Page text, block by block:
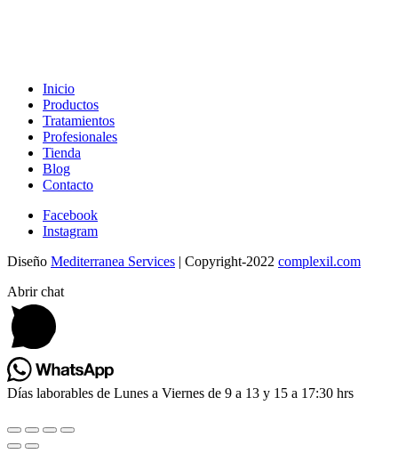
Inicio
Productos
Tratamientos
Profesionales
Tienda
Blog
Contacto
Facebook
Instagram
Diseño Mediterranea Services | Copyright-2022 complexil.com
Abrir chat
Días laborables de Lunes a Viernes de 9 a 13 y 15 a 17:30 hrs